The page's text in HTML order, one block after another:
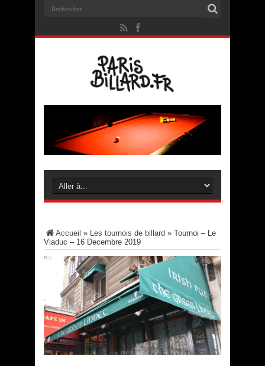
Accueil » Les tournois de billard » Tournoi – Le
Viaduc – 16 Decembre 2019